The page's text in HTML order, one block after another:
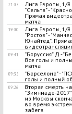
21:05
Лига Европы, 1/
"Сельта" -
Прямая
матча
19:00
Лига Европы, 1/
"Ростов" -
Юнайтед".
09:41
"Боруссия" Д -
Все голы и
матча
09:35
"Барселона" -
голы и полный
09:26
Вторая смерть на
"Зимниаде-
из Москвы
во время
забега